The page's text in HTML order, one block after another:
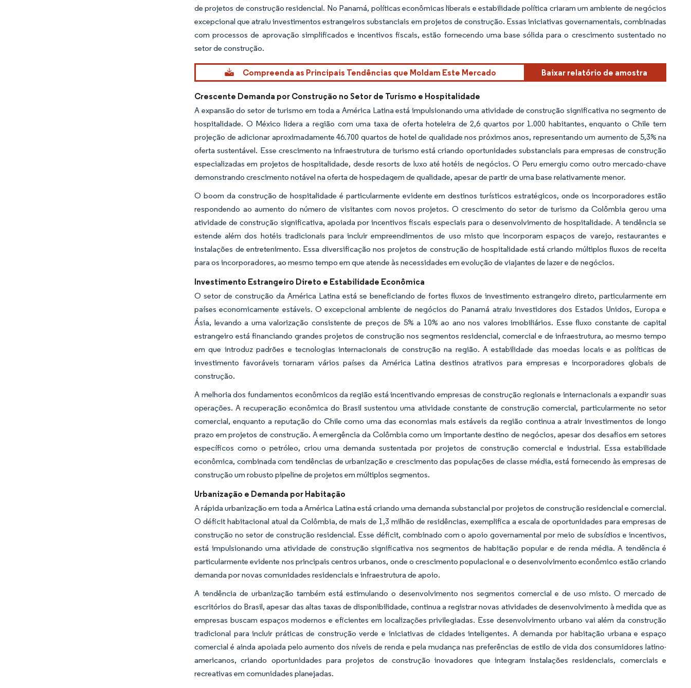
de projetos de construção residencial. No Panamá, políticas econômicas liberais e estabilidade política criaram um ambiente de negócios
excepcional que atraiu investimentos estrangeiros substanciais em projetos de construção. Essas iniciativas governamentais, combinadas
com processos de aprovação simplificados e incentivos fiscais, estão fornecendo uma base sólida para o crescimento sustentado no
setor de construção.
Compreenda as Principais Tendências que Moldam Este Mercado Baixar relatório de amostra
Crescente Demanda por Construção no Setor de Turismo e Hospitalidade
A expansão do setor de turismo em toda a América Latina está impulsionando uma atividade de construção significativa no segmento de
hospitalidade. O México lidera a região com uma taxa de oferta hoteleira de 2,6 quartos por 1.000 habitantes, enquanto o Chile tem
projeção de adicionar aproximadamente 46.700 quartos de hotel de qualidade nos próximos anos, representando um aumento de 5,3% na
oferta sustentável. Esse crescimento na infraestrutura de turismo está criando oportunidades substanciais para empresas de construção
especializadas em projetos de hospitalidade, desde resorts de luxo até hotéis de negócios. O Peru emergiu como outro mercado-chave
demonstrando crescimento notável na oferta de hospedagem de qualidade, apesar de partir de uma base relativamente menor.
O boom da construção de hospitalidade é particularmente evidente em destinos turísticos estratégicos, onde os incorporadores estão
respondendo ao aumento do número de visitantes com novos projetos. O crescimento do setor de turismo da Colômbia gerou uma
atividade de construção significativa, apoiada por incentivos fiscais especiais para o desenvolvimento de hospitalidade. A tendência se
estende além dos hotéis tradicionais para incluir empreendimentos de uso misto que incorporam espaços de varejo, restaurantes e
instalações de entretenimento. Essa diversificação nos projetos de construção de hospitalidade está criando múltiplos fluxos de receita
para os incorporadores, ao mesmo tempo em que atende às necessidades em evolução de viajantes de lazer e de negócios.
Investimento Estrangeiro Direto e Estabilidade Econômica
O setor de construção da América Latina está se beneficiando de fortes fluxos de investimento estrangeiro direto, particularmente em
países economicamente estáveis. O excepcional ambiente de negócios do Panamá atraiu investidores dos Estados Unidos, Europa e
Ásia, levando a uma valorização consistente de preços de 5% a 10% ao ano nos valores imobiliários. Esse fluxo constante de capital
estrangeiro está financiando grandes projetos de construção nos segmentos residencial, comercial e de infraestrutura, ao mesmo tempo
em que introduz padrões e tecnologias internacionais de construção na região. A estabilidade das moedas locais e as políticas de
investimento favoráveis tornaram vários países da América Latina destinos atrativos para empresas e incorporadores globais de
construção.
A melhoria dos fundamentos econômicos da região está incentivando empresas de construção regionais e internacionais a expandir suas
operações. A recuperação econômica do Brasil sustentou uma atividade constante de construção comercial, particularmente no setor
comercial, enquanto a reputação do Chile como uma das economias mais estáveis da região continua a atrair investimentos de longo
prazo em projetos de construção. A emergência da Colômbia como um importante destino de negócios, apesar dos desafios em setores
específicos como o petróleo, criou uma demanda sustentada por projetos de construção comercial e industrial. Essa estabilidade
econômica, combinada com tendências de urbanização e crescimento das populações de classe média, está fornecendo às empresas de
construção um robusto pipeline de projetos em múltiplos segmentos.
Urbanização e Demanda por Habitação
A rápida urbanização em toda a América Latina está criando uma demanda substancial por projetos de construção residencial e comercial.
O déficit habitacional atual da Colômbia, de mais de 1,3 milhão de residências, exemplifica a escala de oportunidades para empresas de
construção no setor de construção residencial. Esse déficit, combinado com o apoio governamental por meio de subsídios e incentivos,
está impulsionando uma atividade de construção significativa nos segmentos de habitação popular e de renda média. A tendência é
particularmente evidente nos principais centros urbanos, onde o crescimento populacional e o desenvolvimento econômico estão criando
demanda por novas comunidades residenciais e infraestrutura de apoio.
A tendência de urbanização também está estimulando o desenvolvimento nos segmentos comercial e de uso misto. O mercado de
escritórios do Brasil, apesar das altas taxas de disponibilidade, continua a registrar novas atividades de desenvolvimento à medida que as
empresas buscam espaços modernos e eficientes em localizações privilegiadas. Esse desenvolvimento urbano vai além da construção
tradicional para incluir práticas de construção verde e iniciativas de cidades inteligentes. A demanda por habitação urbana e espaço
comercial é ainda apoiada pelo aumento dos níveis de renda e pela mudança nas preferências de estilo de vida dos consumidores latino-
americanos, criando oportunidades para projetos de construção inovadores que integram instalações residenciais, comerciais e
recreativas em comunidades planejadas.